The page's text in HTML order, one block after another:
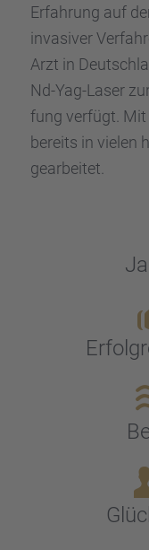
Erfah­rung auf
invasi­ver
Arzt in
Nd-Yag-Laser
fung verfügt. Mit
bereits in vielen
gearbei­tet.